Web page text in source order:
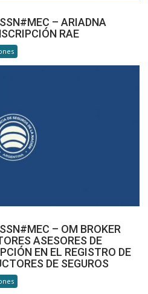
– ARIADNA
RAE
– OM BROKER
ASESORES DE
EN EL REGISTRO DE
DE SEGUROS